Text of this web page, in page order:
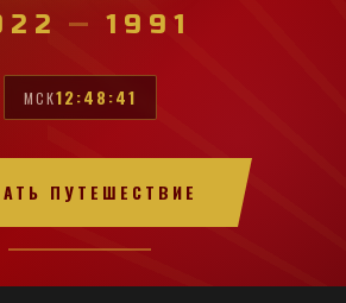
— 1991
МСК12:48:42
ПУТЕШЕСТВИЕ